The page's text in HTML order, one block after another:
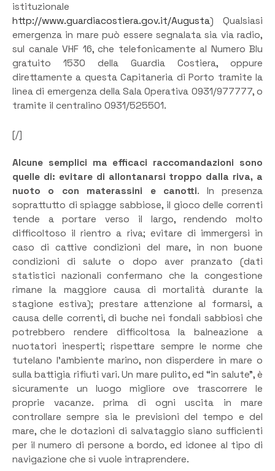
istituzionale
http://www.guardiacostiera.gov.it/Augusta) Qualsiasi
emergenza in mare può essere segnalata sia via radio,
sul canale VHF 16, che telefonicamente al Numero Blu
gratuito 1530 della Guardia Costiera, oppure
direttamente a questa Capitaneria di Porto tramite la
linea di emergenza della Sala Operativa 0931/977777, o
tramite il centralino 0931/525501.
[/]
Alcune semplici ma efficaci raccomandazioni sono
quelle di: evitare di allontanarsi troppo dalla riva, a
nuoto o con materassini e canotti. In presenza
soprattutto di spiagge sabbiose, il gioco delle correnti
tende a portare verso il largo, rendendo molto
difficoltoso il rientro a riva; evitare di immergersi in
caso di cattive condizioni del mare, in non buone
condizioni di salute o dopo aver pranzato (dati
statistici nazionali confermano che la congestione
rimane la maggiore causa di mortalità durante la
stagione estiva); prestare attenzione al formarsi, a
causa delle correnti, di buche nei fondali sabbiosi che
potrebbero rendere difficoltosa la balneazione a
nuotatori inesperti; rispettare sempre le norme che
tutelano l’ambiente marino, non disperdere in mare o
sulla battigia rifiuti vari. Un mare pulito, ed “in salute”, è
sicuramente un luogo migliore ove trascorrere le
proprie vacanze. prima di ogni uscita in mare
controllare sempre sia le previsioni del tempo e del
mare, che le dotazioni di salvataggio siano sufficienti
per il numero di persone a bordo, ed idonee al tipo di
navigazione che si vuole intraprendere.